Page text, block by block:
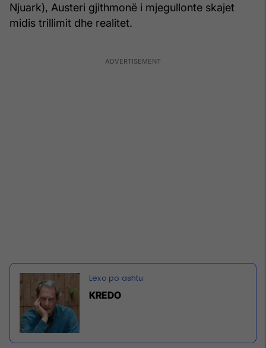
Njuark), Austeri gjithmonë i mjegullonte skajet
midis trillimit dhe realitet.
KREDO